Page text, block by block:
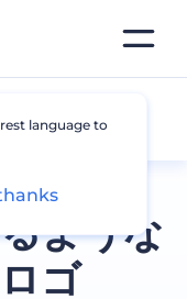
ような
ゴ
language to